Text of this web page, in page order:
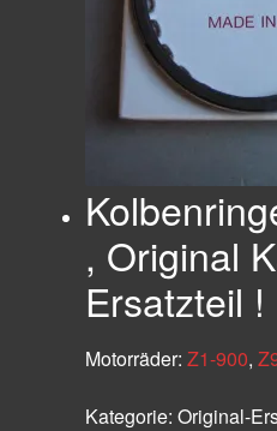
, Original
Ersatzteil !
Motorräder: Z1-900,
Kategorie: Original-